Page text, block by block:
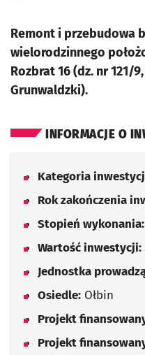
Remont i przebudowa
wielorodzinnego
Rozbrat 16 (dz. nr 121/
Grunwaldzki).
INFORMACJE O
Kategoria
Rok zakończenia
Stopień wykonania:
Wartość inwestycji:
Jednostka
Osiedle: Ołbin
Projekt
Projekt